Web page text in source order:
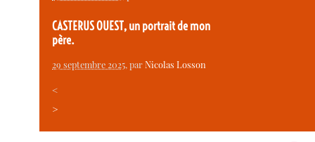
CASTERUS OUEST, un portrait de mon
père.
29 septembre 2025, parNicolas Losson
<
>